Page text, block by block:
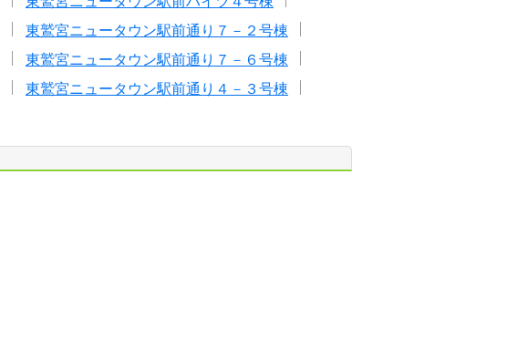
東鷲宮ニュータウン駅前通り７－２号棟
東鷲宮ニュータウン駅前通り７－６号棟
東鷲宮ニュータウン駅前通り４－３号棟